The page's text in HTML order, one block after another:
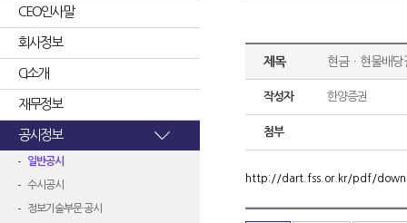
CEO인사말
회사정보
CI소개
재무정보
공시정보
일반공시
수시공시
정보기술부문 공시
제목 현금ㆍ현물배당
작성자 한양증권
첨부
http://dart.fss.or.kr/pdf/